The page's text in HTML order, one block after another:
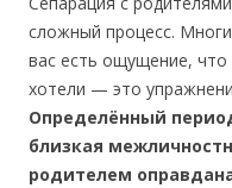
сложный процесс.
вас есть ощущение,
хотели — это
Определённый
близкая
родителем